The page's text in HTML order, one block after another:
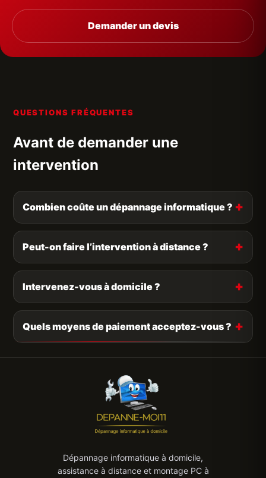
Demander un devis
QUESTIONS FRÉQUENTES
Avant de demander une
intervention
Combien coûte un dépannage informatique ?
Peut-on faire l’intervention à distance ?
Intervenez-vous à domicile ?
Quels moyens de paiement acceptez-vous ?
Dépannage informatique à domicile,
assistance à distance et montage PC à